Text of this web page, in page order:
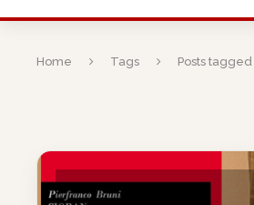
Home Tags Posts